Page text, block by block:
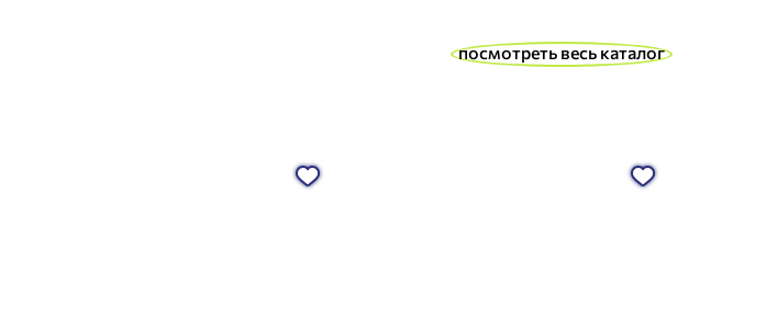
посмотреть весь каталог